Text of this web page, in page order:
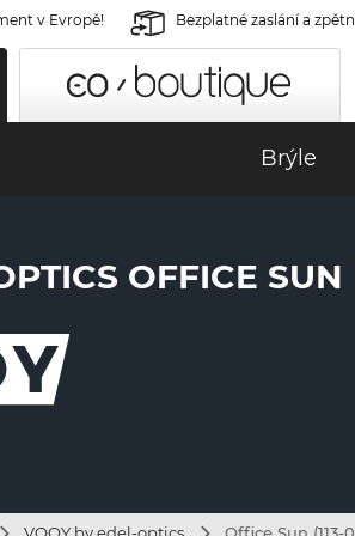
v Evropě! Bezplatné zaslání a
Brýle
OFFICE SUN